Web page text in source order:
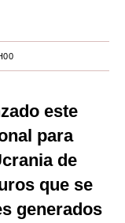
este
para
de
que se
generados